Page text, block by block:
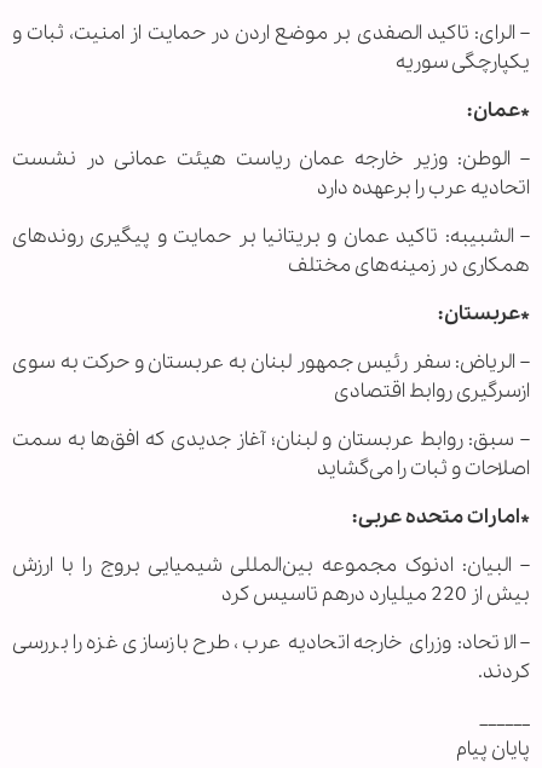
– الرای: تاکید الصفدی بر موضع اردن در حمایت از امنیت، ثبات و
یکپارچگی سوریه
*عمان:
– الوطن: وزیر خارجه عمان ریاست هیئت عمانی در نشست
اتحادیه عرب را برعهده دارد
– الشبیبه: تاکید عمان و بریتانیا بر حمایت و پیگیری روندهای
همکاری در زمینه‌های مختلف
*عربستان:
– الریاض: سفر رئیس جمهور لبنان به عربستان و حرکت به سوی
ازسرگیری روابط اقتصادی
– سبق: روابط عربستان و لبنان؛ آغاز جدیدی که افق‌ها به سمت
اصلاحات و ثبات را می‌گشاید
*امارات متحده عربی:
– البیان: ادنوک مجموعه بین‌المللی شیمیایی بروج را با ارزش
بیش از 220 میلیارد درهم تاسیس کرد
– الاتحاد: وزرای خارجه اتحادیه عرب، طرح بازسازی غزه را بررسی
کردند.
______
پایان پیام